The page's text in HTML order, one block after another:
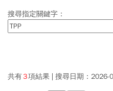
搜尋指定關鍵字：
共有3項結果 搜尋日期： 2026-